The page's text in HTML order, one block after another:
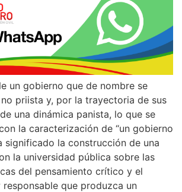
un gobierno que de nombre se
priista y, por la trayectoria de sus
una dinámica panista, lo que se
la caracterización de “un gobierno
significado la construcción de una
la universidad pública sobre las
del pensamiento crítico y el
que produzca un